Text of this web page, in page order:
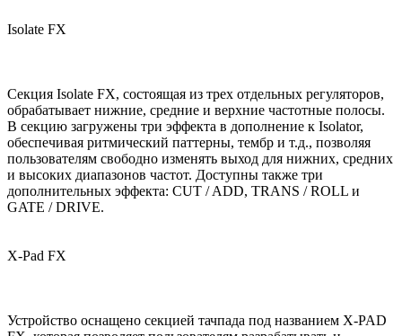
Isolate FX
Секция Isolate FX, состоящая из трех отдельных регуляторов,
обрабатывает нижние, средние и верхние частотные полосы.
В секцию загружены три эффекта в дополнение к Isolator,
обеспечивая ритмический паттерны, тембр и т.д., позволяя
пользователям свободно изменять выход для нижних, средних
и высоких диапазонов частот. Доступны также три
дополнительных эффекта: CUT / ADD, TRANS / ROLL и
GATE / DRIVE.
X-Pad FX
Устройство оснащено секцией тачпада под названием X-PAD